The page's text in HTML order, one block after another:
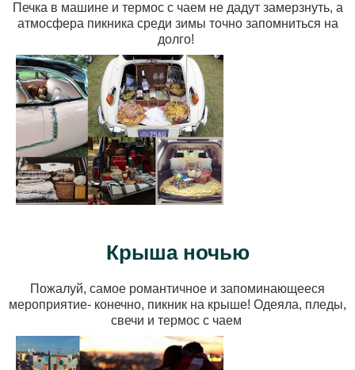
Печка в машине и термос с чаем не дадут замерзнуть, а
атмосфера пикника среди зимы точно запомниться на
долго!
Крыша ночью
Пожалуй, самое романтичное и запоминающееся
мероприятие- конечно, пикник на крыше! Одеяла, пледы,
свечи и термос с чаем